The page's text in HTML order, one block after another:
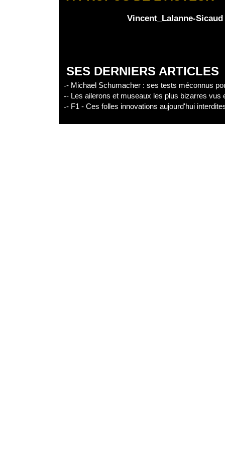
Partager l'épisode
Vincent_Lalanne-Sicaud
SES DERNIERS ARTICLES
- Michael Schumacher : ses tests méconnus
- Les ailerons et museaux les plus bizarres vus
- F1 - Ces folles innovations aujourd'hui